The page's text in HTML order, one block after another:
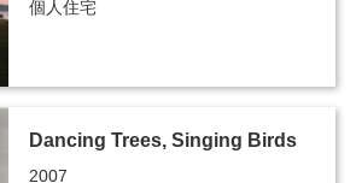
個人住宅
Dancing Trees, Singing Birds
2007